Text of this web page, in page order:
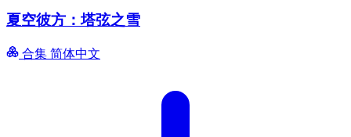
夏空彼方：塔弦之雪
合集 简体中文